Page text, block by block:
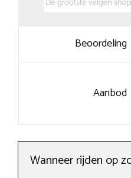
Beoordeling
Aanbod
Wanneer rijden op